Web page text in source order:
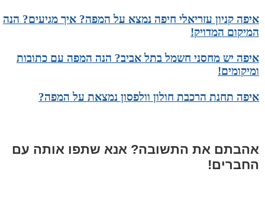
איפה קניון עזריאלי חיפה נמצא על המפה? איך מגיעים? הנה
המיקום המדויק!
איפה יש מחסני חשמל בתל אביב? הנה המפה עם כתובות
ומיקומים!
איפה תחנת הרכבת חולון וולפסון נמצאת על המפה?
אהבתם את התשובה? אנא שתפו אותה עם
החברים!